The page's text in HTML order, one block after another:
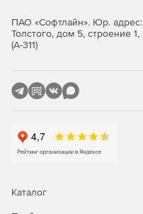
продукт полностью
российского
производительности
Dr.Web идеально
ПАО «Софтлайн». Юр. адрес:
Толстого, дом 5, строение
(А-311)
Каталог